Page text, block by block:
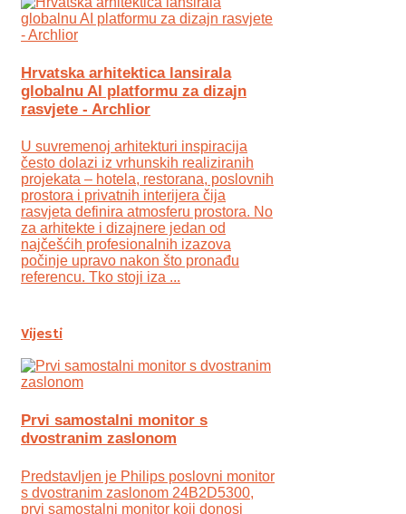
Hrvatska arhitektica lansirala
globalnu AI platformu za dizajn
rasvjete - Archlior
U suvremenoj arhitekturi inspiracija
često dolazi iz vrhunskih realiziranih
projekata – hotela, restorana, poslovnih
prostora i privatnih interijera čija
rasvjeta definira atmosferu prostora. No
za arhitekte i dizajnere jedan od
najčešćih profesionalnih izazova
počinje upravo nakon što pronađu
referencu. Tko stoji iza ...
Vijesti
Prvi samostalni monitor s
dvostranim zaslonom
Predstavljen je Philips poslovni monitor
s dvostranim zaslonom 24B2D5300,
prvi samostalni monitor koji donosi